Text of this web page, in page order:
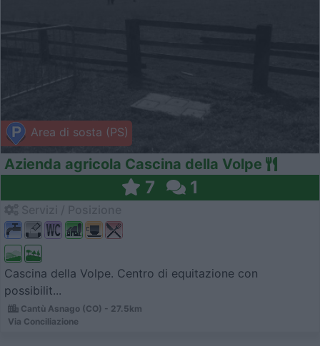
Area di sosta (PS)
Azienda agricola Cascina della Volpe
7 1
Cascina della Volpe. Centro di equitazione con
possibilit...
Cantù Asnago (CO) - 27.5km
Via Conciliazione